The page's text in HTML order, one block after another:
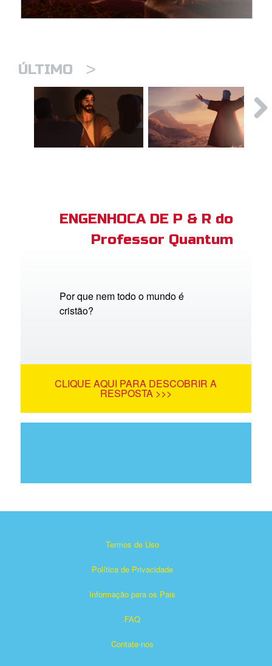
ÚLTIMO >
ENGENHOCA DE P & R do
Professor Quantum
Por que nem todo o mundo é
cristão?
CLIQUE AQUI PARA DESCOBRIR A
RESPOSTA >>>
Termos de Uso
Política de Privacidade
Informação para os Pais
FAQ
Contate-nos